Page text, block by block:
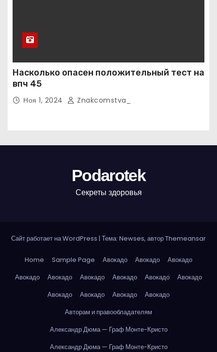
Насколько опасен положительный тест на
впч 45
Ноя 1, 2024 Znakcomstva_
Podarotek
Секреты здоровья
Сайт работает на WordPress | Тема: Newses, авторThemeansar
Home Sample Page Авокадо Авокадо
Авокадо
Авокадо
Авокадо Авокадо Авокадо Авокадо
Авокадо
Авокадо
Авокадо Авокадо
Авокадо
Авторам и правообладателям
Александр Дюма — Граф Монте-Кристо
Александр Дюма — Граф Монте-Кристо